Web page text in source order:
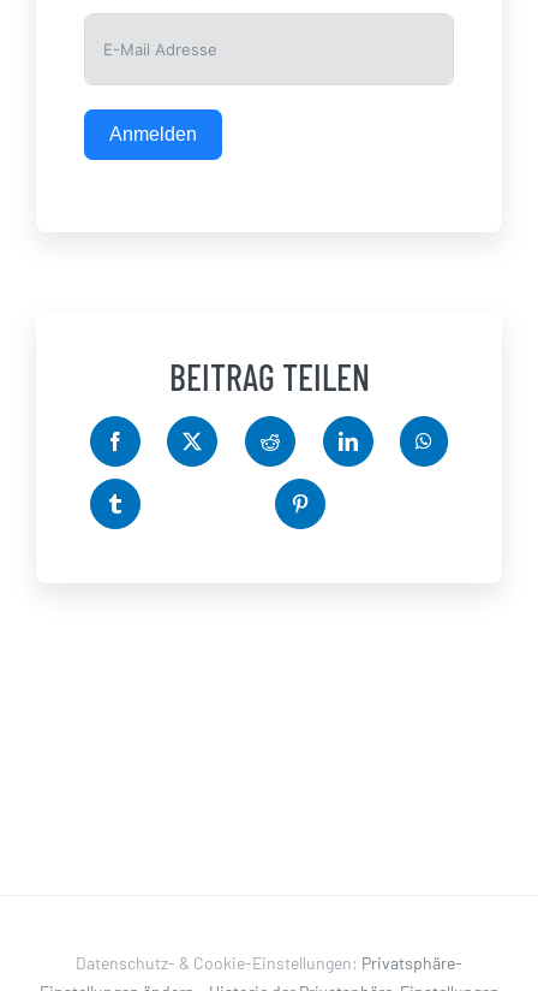
Anmelden
BEITRAG TEILEN
Datenschutz- & Cookie-Einstellungen: Privatsphäre-